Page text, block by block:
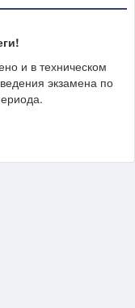
и в техническом
экзамена по